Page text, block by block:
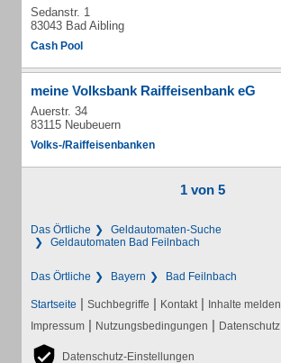
Sedanstr. 1
83043 Bad Aibling
Cash Pool
meine Volksbank Raiffeisenbank eG
Auerstr. 34
83115 Neubeuern
Volks-/Raiffeisenbanken
1 von 5
Das Örtliche
Geldautomaten-Suche
Geldautomaten Bad Feilnbach
Das Örtliche Bayern Bad Feilnbach
Startseite | Suchbegriffe | Kontakt | Inhalte melden
Impressum | Nutzungsbedingungen | Datenschutz
Datenschutz-Einstellungen